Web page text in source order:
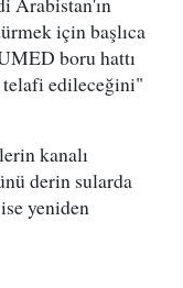
için başlıca
boru hattı
telafi edileceğini"
kanalı
derin sularda
yeniden